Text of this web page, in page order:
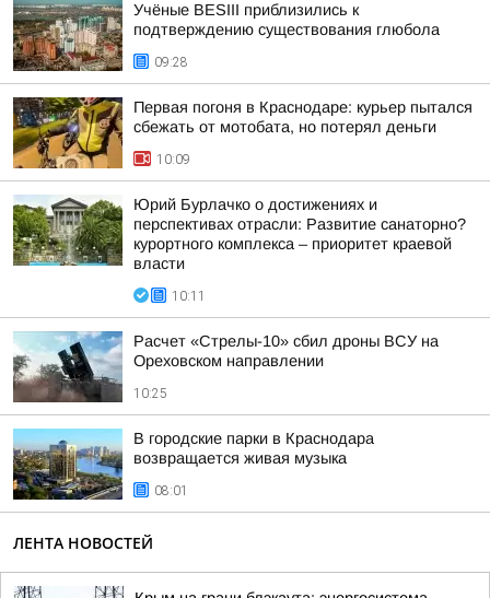
Учёные BESIII приблизились к
подтверждению существования глюбола
09:28
Первая погоня в Краснодаре: курьер пытался
сбежать от мотобата, но потерял деньги
10:09
Юрий Бурлачко о достижениях и
перспективах отрасли: Развитие санаторно?
курортного комплекса – приоритет краевой
власти
10:11
Расчет «Стрелы-10» сбил дроны ВСУ на
Ореховском направлении
10:25
В городские парки в Краснодара
возвращается живая музыка
08:01
ЛЕНТА НОВОСТЕЙ